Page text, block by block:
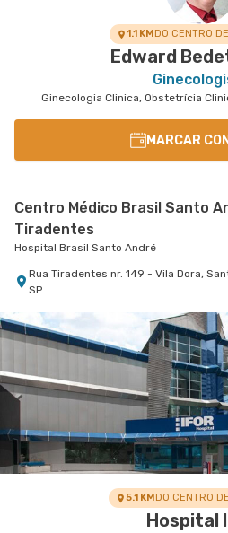
1.1 KMDO CENTRO
Edward
Ginecologia Clinica, Obstetrícia
MARCAR
Centro Médico Brasil Santo
Tiradentes
Hospital Brasil Santo André
Rua Tiradentes nr. 149 - Vila Dora,
SP
5.1 KMDO CENTRO
Hospital